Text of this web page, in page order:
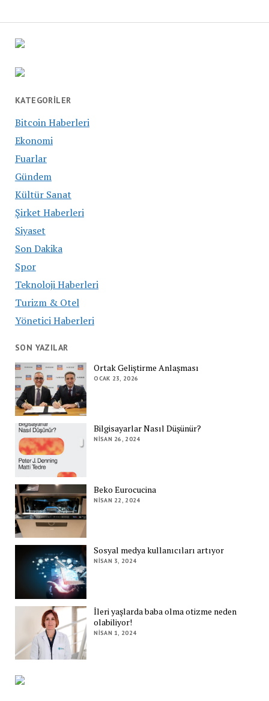
KATEGORILER
Bitcoin Haberleri
Ekonomi
Fuarlar
Gündem
Kültür Sanat
Şirket Haberleri
Siyaset
Son Dakika
Spor
Teknoloji Haberleri
Turizm & Otel
Yönetici Haberleri
SON YAZILAR
Ortak Geliştirme Anlaşması
OCAK 23, 2026
Bilgisayarlar Nasıl Düşünür?
NISAN 26, 2024
Beko Eurocucina
NISAN 22, 2024
Sosyal medya kullanıcıları artıyor
NISAN 3, 2024
İleri yaşlarda baba olma otizme neden
olabiliyor!
NISAN 1, 2024